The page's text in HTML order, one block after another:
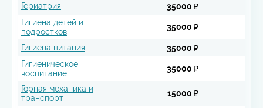
Гериатрия
35000 ₽
Гигиена детей и
подростков
35000 ₽
Гигиена питания
35000 ₽
Гигиеническое
воспитание
35000 ₽
Горная механика и
транспорт
15000 ₽